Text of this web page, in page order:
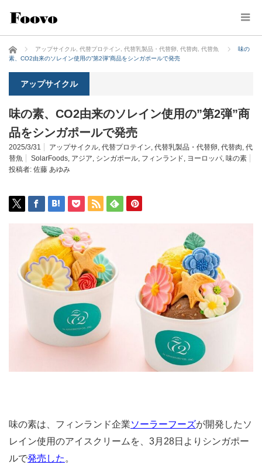
ホーム アップサイクル 代替プロテイン 代替乳製品・代替卵 代替肉 代替魚
味の
素、CO2由来のソレイン使用の”第2弾”商品をシンガポールで発売
アップサイクル
味の素、CO2由来のソレイン使用の”第2弾”商
品をシンガポールで発売
2025/3/31 アップサイクル, 代替プロテイン, 代替乳製品・代替卵, 代替肉, 代
替魚
SolarFoods, アジア, シンガポール, フィンランド, ヨーロッパ, 味の素
投稿者: 佐藤 あゆみ
味の素は、フィンランド企業ソーラーフーズが開発したソ
レイン使用のアイスクリームを、3月28日よりシンガポー
ルで発売した 。